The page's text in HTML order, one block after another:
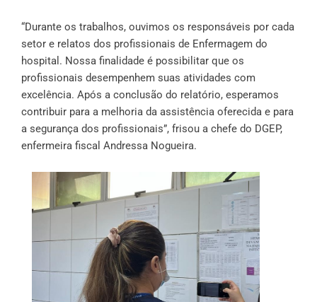
“Durante os trabalhos, ouvimos os responsáveis por cada
setor e relatos dos profissionais de Enfermagem do
hospital. Nossa finalidade é possibilitar que os
profissionais desempenhem suas atividades com
excelência. Após a conclusão do relatório, esperamos
contribuir para a melhoria da assistência oferecida e para
a segurança dos profissionais”, frisou a chefe do DGEP,
enfermeira fiscal Andressa Nogueira.